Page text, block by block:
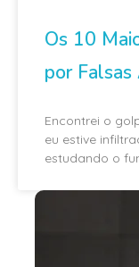
Os 10
por
Encontrei o
eu estive
estudando o